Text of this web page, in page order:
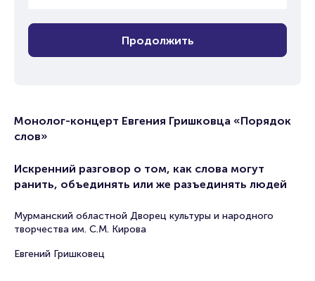
Продолжить
Монолог-концерт Евгения Гришковца «Порядок
слов»
Искренний разговор о том, как слова могут
ранить, объединять или же разъединять людей
Мурманский областной Дворец культуры и народного
творчества им. С.М. Кирова
Евгений Гришковец